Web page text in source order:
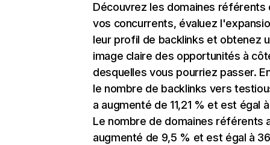
Découvrez les domaines référents
vos concurrents, évaluez
leur profil de backlinks et obtenez
image claire des opportunités à
desquelles vous pourriez passer.
le nombre de backlinks vers
a augmenté de 11,21 % et est égal à
Le nombre de domaines référents
augmenté de 9,5 % et est égal à